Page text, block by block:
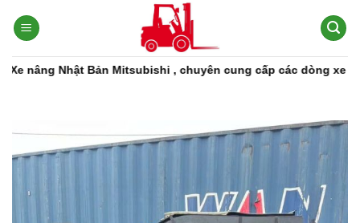
qua
dungMitsubishi , chuyên cung cấp các dòng xe nâng, phụ tùng